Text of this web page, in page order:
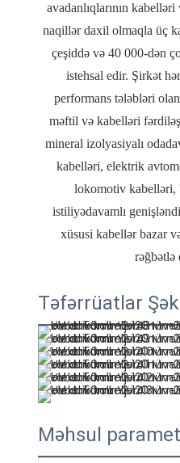
avadanlıqlarının
naqillər daxil olmaqla üç
çeşiddə və 40 000-dən
istehsal edir. Şirkət
performans tələbləri
məftil və kabelləri
mineral izolyasiyalı
kabelləri, elektrik
lokomotiv kabelləri,
istiliyədavamlı
xüsusi kabellər bazar
Təfərrüatlar
Məhsul